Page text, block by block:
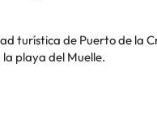
turística de Puerto de la
playa del Muelle.
24 horas, wi-fi